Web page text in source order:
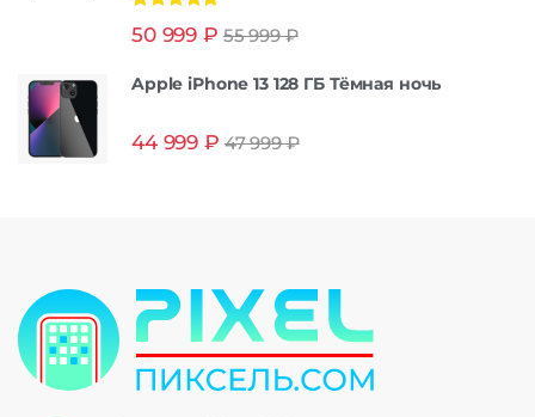
из 5
50 999 ₽ 55 999₽
Apple iPhone 13 128 ГБ Тёмная ночь
44 999 ₽ 47 999₽